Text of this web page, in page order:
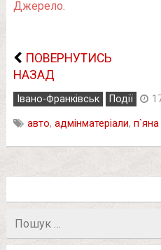
Джерело.
ПОВЕРНУТИСЬ
НАЗАД
Івано-Франківськ Події
авто, адмінматеріали, п`яна